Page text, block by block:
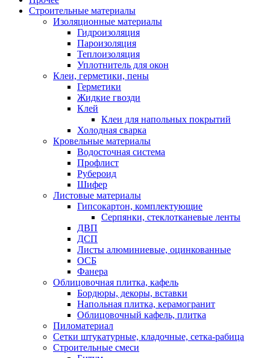
Строительные материалы
Изоляционные материалы
Гидроизоляция
Пароизоляция
Теплоизоляция
Уплотнитель для окон
Клеи, герметики, пены
Герметики
Жидкие гвозди
Клей
Клеи для напольных покрытий
Холодная сварка
Кровельные материалы
Водосточная система
Профлист
Рубероид
Шифер
Листовые материалы
Гипсокартон, комплектующие
Серпянки, стеклотканевые ленты
ДВП
ДСП
Листы алюминиевые, оцинкованные
ОСБ
Фанера
Облицовочная плитка, кафель
Бордюры, декоры, вставки
Напольная плитка, керамогранит
Облицовочный кафель, плитка
Пиломатериал
Сетки штукатурные, кладочные, сетка-рабица
Строительные смеси